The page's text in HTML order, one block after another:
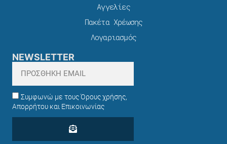
Αγγελίες
Πακέτα Χρέωσης​
Λογαριασμός
NEWSLETTER
Συμφωνώ με τους Όρους χρήσης,
Απορρήτου και Επικοινωνίας